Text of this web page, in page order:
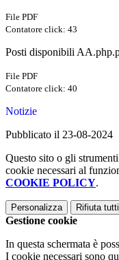
File PDF
Contatore click: 43
Posti disponibili
File PDF
Contatore click: 40
Notizie
Pubblicato il 23-08-2024
Questo sito o gli
cookie necessari al
COOKIE POLICY.
Personalizza Rifiuta tutti
Gestione cookie
In questa schermata è
I cookie necessari sono